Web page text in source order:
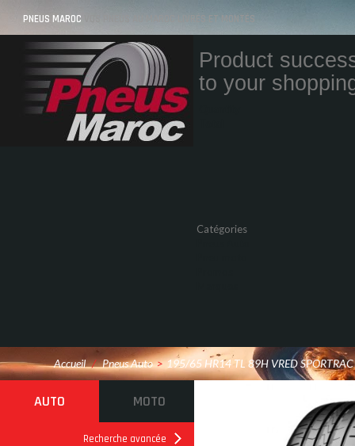
PNEUS MAROC VOS PNEUS AU MAROC LIVRÉS ET MONTÉS
Product
to your
Catégories
Accueil / Pneus Auto > 195/65 HR14 TL 89H VRED
AUTO MOTO
Recherche avancée